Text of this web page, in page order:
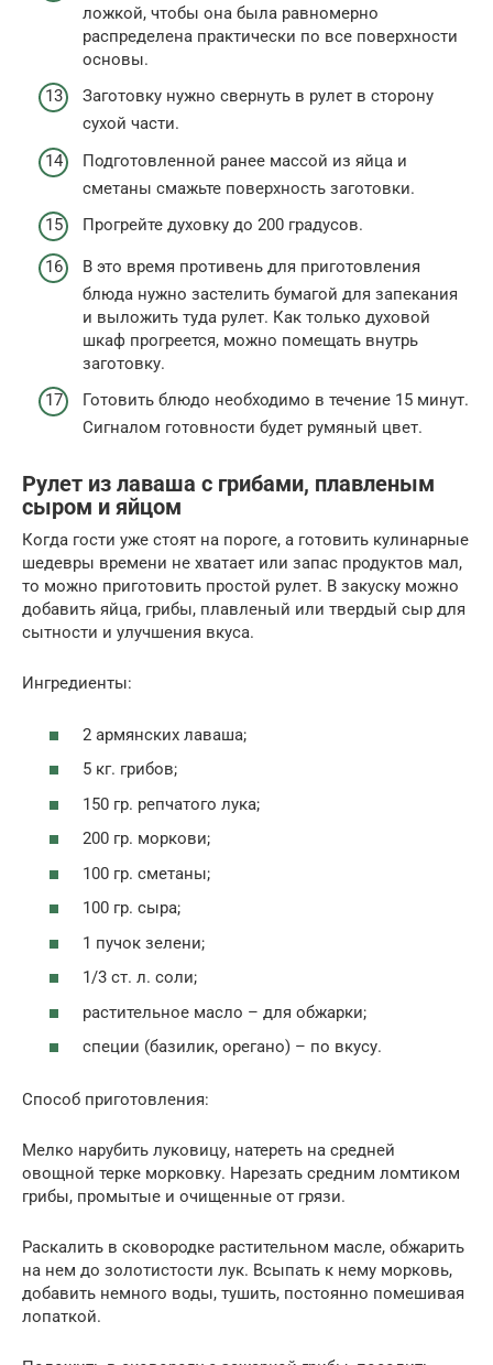
ложкой, чтобы она была равномерно
распределена практически по все поверхности
основы.
Заготовку нужно свернуть в рулет в сторону
сухой части.
Подготовленной ранее массой из яйца и
сметаны смажьте поверхность заготовки.
Прогрейте духовку до 200 градусов.
В это время противень для приготовления
блюда нужно застелить бумагой для запекания
и выложить туда рулет. Как только духовой
шкаф прогреется, можно помещать внутрь
заготовку.
Готовить блюдо необходимо в течение 15 минут.
Сигналом готовности будет румяный цвет.
Рулет из лаваша с грибами, плавленым
сыром и яйцом
Когда гости уже стоят на пороге, а готовить кулинарные
шедевры времени не хватает или запас продуктов мал,
то можно приготовить простой рулет. В закуску можно
добавить яйца, грибы, плавленый или твердый сыр для
сытности и улучшения вкуса.
Ингредиенты:
2 армянских лаваша;
5 кг. грибов;
150 гр. репчатого лука;
200 гр. моркови;
100 гр. сметаны;
100 гр. сыра;
1 пучок зелени;
1/3 ст. л. соли;
растительное масло – для обжарки;
специи (базилик, орегано) – по вкусу.
Способ приготовления:
Мелко нарубить луковицу, натереть на средней
овощной терке морковку. Нарезать средним ломтиком
грибы, промытые и очищенные от грязи.
Раскалить в сковородке растительном масле, обжарить
на нем до золотистости лук. Всыпать к нему морковь,
добавить немного воды, тушить, постоянно помешивая
лопаткой.